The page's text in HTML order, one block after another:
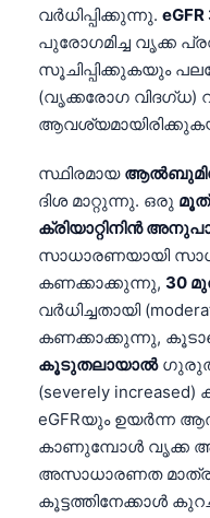
വർധിപ്പിക്കുന്നു.
പുരോഗമിച്ച വൃക്ക
സൂചിപ്പിക്കുകയും
(വൃക്കരോഗ വിദഗ്ധ)
സ്ഥിരമായ
ദിശ മാറ്റുന്നു. ഒരു
ക്രിയാറ്റിനിൻ
സാധാരണയായി
കണക്കാക്കുന്നു, 30
വർധിച്ചതായി
കണക്കാക്കുന്നു,
കൂടുതലായാൽ
(severely
eGFRയും ഉയർന്ന
കാണുമ്പോൾ വൃക്ക
അസാധാരണത
കൂട്ടത്തിനേക്കാൾ
Kiswahili
አማርኛ
Українська
O‘zbekcha
Català
Қазақ тілі
Suomi
Hrvatski
Slovenčina
پښتو
سنڌي
සිංහල
অসমীয়া